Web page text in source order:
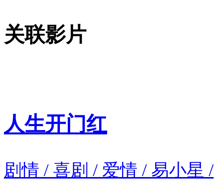
关联影片
人生开门红
剧情 / 喜剧 / 爱情 / 易小星 /